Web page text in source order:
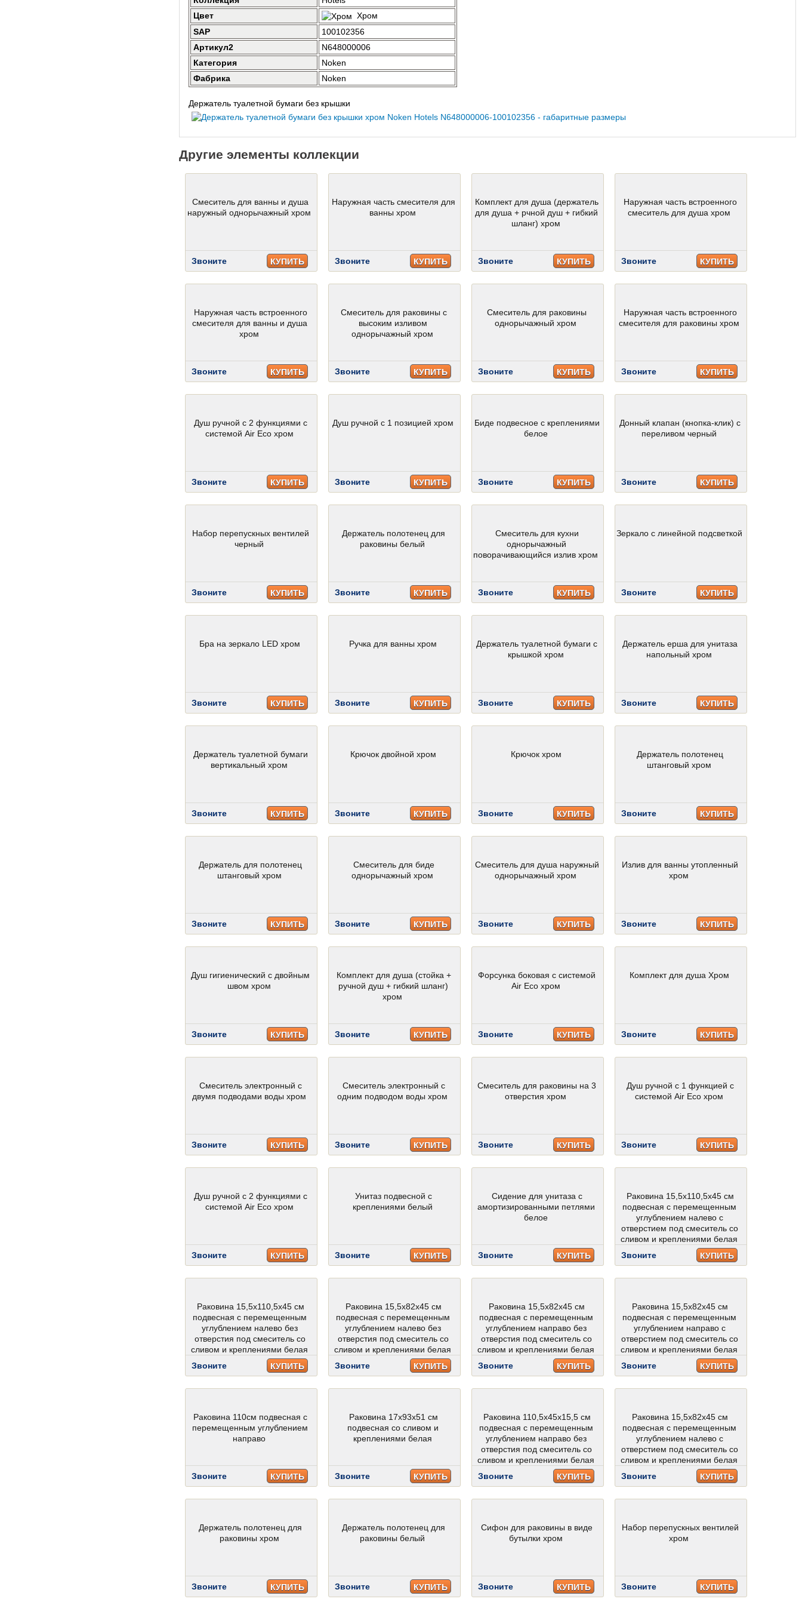
Цвет
Хром
SAP
100102356
Артикул2
N648000006
Категория
Noken
Фабрика
Noken
Держатель туалетной бумаги без крышки
Другие элементы коллекции
Смеситель для ванны и душа
наружный однорычажный хром
Звоните КУПИТЬ
Наружная часть смесителя для
ванны хром
Звоните КУПИТЬ
Комплект для душа (держатель
для душа + рчной душ + гибкий
шланг) хром
Звоните КУПИТЬ
Наружная часть встроенного
смеситель для душа хром
Звоните КУПИТЬ
Наружная часть встроенного
смесителя для ванны и душа
хром
Звоните КУПИТЬ
Смеситель для раковины с
высоким изливом
однорычажный хром
Звоните КУПИТЬ
Смеситель для раковины
однорычажный хром
Звоните КУПИТЬ
Наружная часть встроенного
смесителя для раковины хром
Звоните КУПИТЬ
Душ ручной с 2 функциями с
системой Air Eco хром
Звоните КУПИТЬ
Душ ручной с 1 позицией хром
Звоните КУПИТЬ
Биде подвесное с креплениями
белое
Звоните КУПИТЬ
Донный клапан (кнопка-клик) с
переливом черный
Звоните КУПИТЬ
Набор перепускных вентилей
черный
Звоните КУПИТЬ
Держатель полотенец для
раковины белый
Звоните КУПИТЬ
Смеситель для кухни
однорычажный
поворачивающийся излив хром
Звоните КУПИТЬ
Зеркало с линейной подсветкой
Звоните КУПИТЬ
Бра на зеркало LED хром
Звоните КУПИТЬ
Ручка для ванны хром
Звоните КУПИТЬ
Держатель туалетной бумаги с
крышкой хром
Звоните КУПИТЬ
Держатель ерша для унитаза
напольный хром
Звоните КУПИТЬ
Держатель туалетной бумаги
вертикальный хром
Звоните КУПИТЬ
Крючок двойной хром
Звоните КУПИТЬ
Крючок хром
Звоните КУПИТЬ
Держатель полотенец
штанговый хром
Звоните КУПИТЬ
Держатель для полотенец
штанговый хром
Звоните КУПИТЬ
Смеситель для биде
однорычажный хром
Звоните КУПИТЬ
Смеситель для душа наружный
однорычажный хром
Звоните КУПИТЬ
Излив для ванны утопленный
хром
Звоните КУПИТЬ
Душ гигиенический с двойным
швом хром
Звоните КУПИТЬ
Комплект для душа (стойка +
ручной душ + гибкий шланг)
хром
Звоните КУПИТЬ
Форсунка боковая с системой
Air Eco хром
Звоните КУПИТЬ
Комплект для душа Хром
Звоните КУПИТЬ
Смеситель электронный с
двумя подводами воды хром
Звоните КУПИТЬ
Смеситель электронный с
одним подводом воды хром
Звоните КУПИТЬ
Смеситель для раковины на 3
отверстия хром
Звоните КУПИТЬ
Душ ручной с 1 функцией с
системой Air Eco хром
Звоните КУПИТЬ
Душ ручной с 2 функциями с
системой Air Eco хром
Звоните КУПИТЬ
Унитаз подвесной с
креплениями белый
Звоните КУПИТЬ
Сидение для унитаза с
амортизированными петлями
белое
Звоните КУПИТЬ
Раковина 15,5х110,5х45 см
подвесная с перемещенным
углублением налево с
отверстием под смеситель со
сливом и креплениями белая
Звоните
КУПИТЬ
Раковина 15,5х110,5х45 см
подвесная с перемещенным
углублением налево без
отверстия под смеситель со
сливом и креплениями белая
Звоните
КУПИТЬ
Раковина 15,5х82х45 см
подвесная с перемещенным
углублением налево без
отверстия под смеситель со
сливом и креплениями белая
Звоните
КУПИТЬ
Раковина 15,5х82х45 см
подвесная с перемещенным
углублением направо без
отверстия под смеситель со
сливом и креплениями белая
Звоните
КУПИТЬ
Раковина 15,5х82х45 см
подвесная с перемещенным
углублением направо с
отверстием под смеситель со
сливом и креплениями белая
Звоните
КУПИТЬ
Раковина 110см подвесная с
перемещенным углублением
направо
Звоните КУПИТЬ
Раковина 17х93х51 см
подвесная со сливом и
креплениями белая
Звоните КУПИТЬ
Раковина 110,5х45х15,5 см
подвесная с перемещенным
углублением направо без
отверстия под смеситель со
сливом и креплениями белая
Звоните
КУПИТЬ
Раковина 15,5х82х45 см
подвесная с перемещенным
углублением налево с
отверстием под смеситель со
сливом и креплениями белая
Звоните
КУПИТЬ
Держатель полотенец для
раковины хром
Звоните КУПИТЬ
Держатель полотенец для
раковины белый
Звоните КУПИТЬ
Сифон для раковины в виде
бутылки хром
Звоните КУПИТЬ
Набор перепускных вентилей
хром
Звоните КУПИТЬ